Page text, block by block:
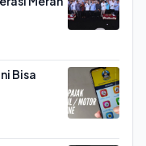
Bisa